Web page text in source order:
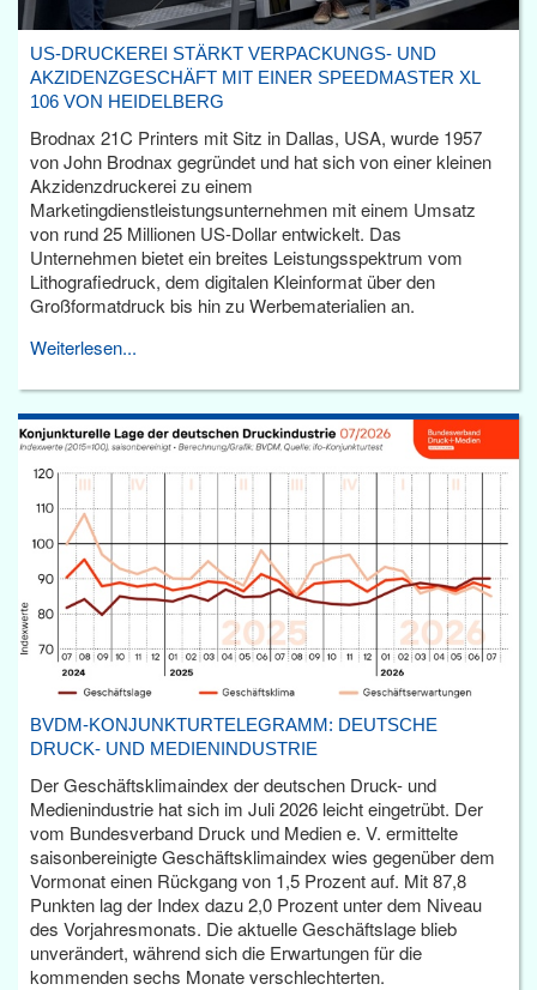
US-DRUCKEREI STÄRKT VERPACKUNGS- UND
AKZIDENZGESCHÄFT MIT EINER SPEEDMASTER XL
106 VON HEIDELBERG
Brodnax 21C Printers mit Sitz in Dallas, USA, wurde 1957
von John Brodnax gegründet und hat sich von einer kleinen
Akzidenzdruckerei zu einem
Marketingdienstleistungsunternehmen mit einem Umsatz
von rund 25 Millionen US-Dollar entwickelt. Das
Unternehmen bietet ein breites Leistungsspektrum vom
Lithografiedruck, dem digitalen Kleinformat über den
Großformatdruck bis hin zu Werbematerialien an.
Weiterlesen...
BVDM-KONJUNKTURTELEGRAMM: DEUTSCHE
DRUCK- UND MEDIENINDUSTRIE
Der Geschäftsklimaindex der deutschen Druck- und
Medienindustrie hat sich im Juli 2026 leicht eingetrübt. Der
vom Bundesverband Druck und Medien e. V. ermittelte
saisonbereinigte Geschäftsklimaindex wies gegenüber dem
Vormonat einen Rückgang von 1,5 Prozent auf. Mit 87,8
Punkten lag der Index dazu 2,0 Prozent unter dem Niveau
des Vorjahresmonats. Die aktuelle Geschäftslage blieb
unverändert, während sich die Erwartungen für die
kommenden sechs Monate verschlechterten.